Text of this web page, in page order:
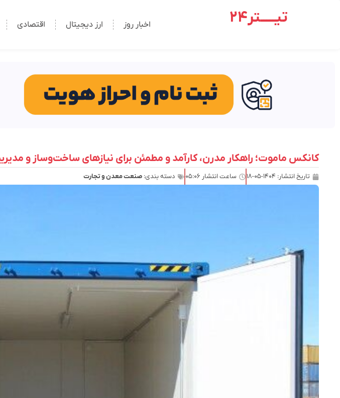
تیـــــتر24 اخبار روز ارز دیجیتال اقتصادی
کانکس ماموت؛ راهکار مدرن، کارآمد و مطمئن برای نیازهای ساخت‌وساز و
تاریخ انتشار: ۱۴۰۴-۰۵-۱۸ ساعت انتشار ۰۵:۰۶ دسته بندی: صنعت معدن و تجارت